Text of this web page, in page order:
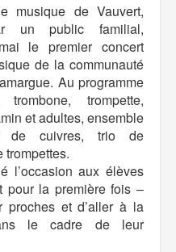
musique de Vauvert,
un public familial,
le premier concert
de la communauté
Au programme
trompette,
et adultes, ensemble
de cuivres, trio de
trompettes.
l’occasion aux élèves
pour la première fois –
proches et d’aller à la
le cadre de leur